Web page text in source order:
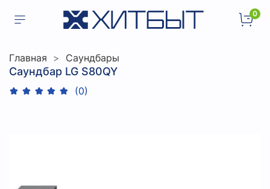
0
Главная Саундбары
Саундбар LG S80QY
(0)